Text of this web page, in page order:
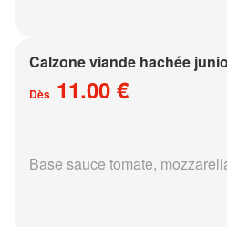
Calzone viande hachée
Dès 11.00 €
Base sauce tomate,